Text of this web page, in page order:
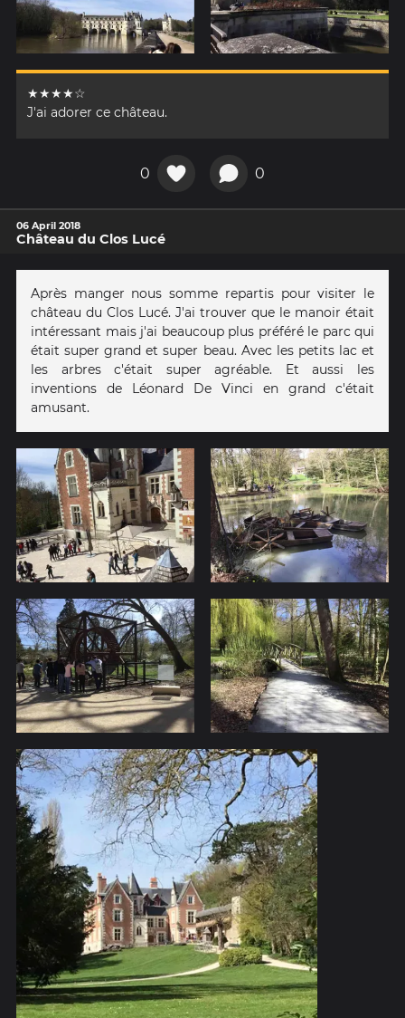
★★★★☆
J'ai adorer ce château.
0 0
06 April 2018
Château du Clos Lucé
Après manger nous somme repartis pour visiter le
château du Clos Lucé. J'ai trouver que le manoir était
intéressant mais j'ai beaucoup plus préféré le parc qui
était super grand et super beau. Avec les petits lac et
les arbres c'était super agréable. Et aussi les
inventions de Léonard De Vinci en grand c'était
amusant.